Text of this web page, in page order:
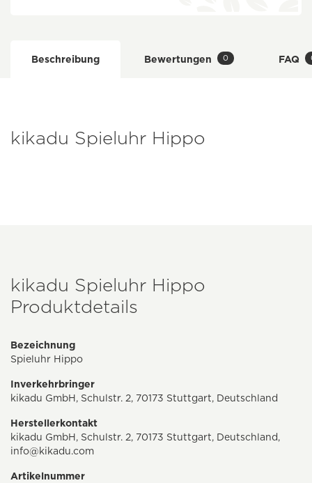
Beschreibung Bewertungen 0 FAQ
kikadu Spieluhr Hippo
kikadu Spieluhr Hippo
Produktdetails
Bezeichnung
Spieluhr Hippo
Inverkehrbringer
kikadu GmbH, Schulstr. 2, 70173 Stuttgart, Deutschland
Herstellerkontakt
kikadu GmbH, Schulstr. 2, 70173 Stuttgart, Deutschland,
info@kikadu.com
Artikelnummer